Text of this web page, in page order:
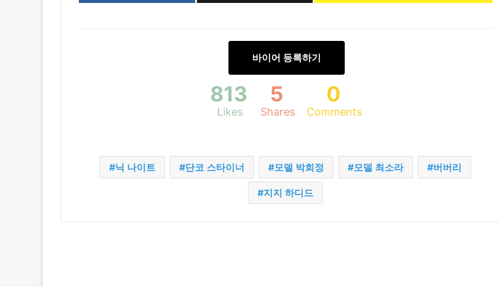
바이어 등록하기
813
Likes
5
Shares
0
Comments
닉 나이트 단코 스타이너 모델 박희정 모델 최소라 버버리
지지 하디드